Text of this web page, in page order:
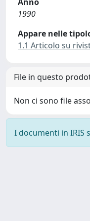
1990
Appare nelle
1.1 Articolo su
File in questo
Non ci sono file
I documenti in IRIS